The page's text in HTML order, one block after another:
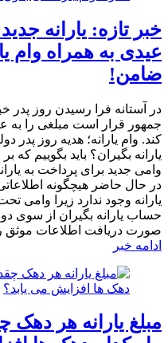
خبر تازه: یارانه
عیدی به همراه وام
ضامن!
در آستانه فرا رسیدن روز
جمهور قرار است مبلغی را به
کند. وام یارانه؛ هدیه روز
یارانه بگیران؟ باید بگوییم
وامی جدید برای پرداخت به
در حال حاضر هیچگونه
یارانه وجود ندارد زیرا وامی
حساب یارانه بگیران از سوی
صورت دریافت اطلاعات موثق
ادامه خبر
مبلغ یارانه هر دهک